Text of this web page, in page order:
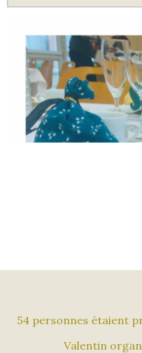
54 personnes étaient
Valentin